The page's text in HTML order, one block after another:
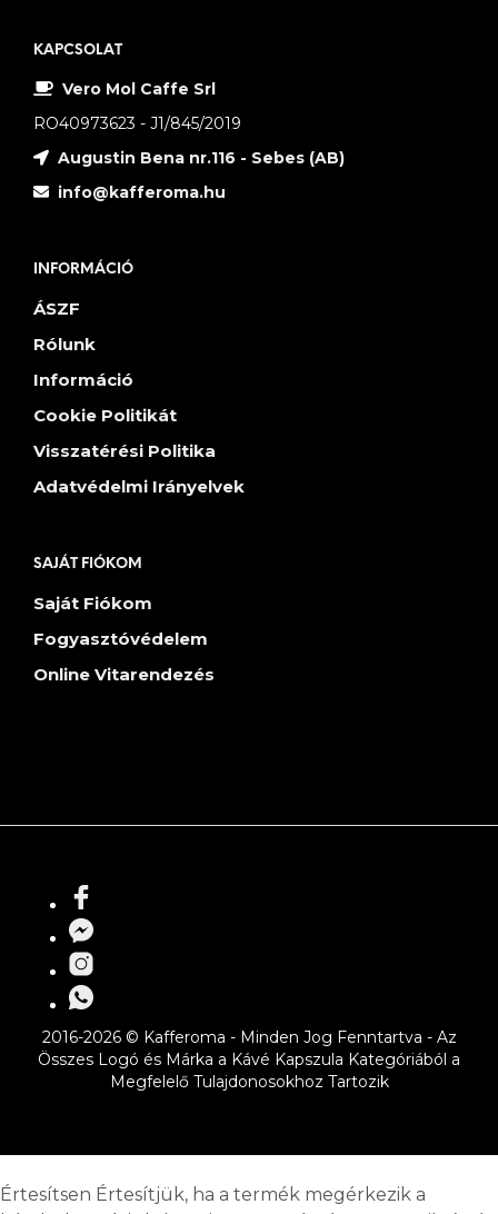
KAPCSOLAT
Vero Mol Caffe Srl
RO40973623 - J1/845/2019
Augustin Bena nr.116 - Sebes (AB)
info@kafferoma.hu
INFORMÁCIÓ
ÁSZF
Rólunk
Információ
Cookie Politikát
Visszatérési Politika
Adatvédelmi Irányelvek
SAJÁT FIÓKOM
Saját Fiókom
Fogyasztóvédelem
Online Vitarendezés
2016-2026 © Kafferoma - Minden Jog Fenntartva - Az
Összes Logó és Márka a Kávé Kapszula Kategóriából a
Megfelelő Tulajdonosokhoz Tartozik
Értesítsen Értesítjük, ha a termék megérkezik a